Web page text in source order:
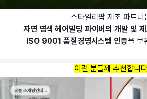
스타일리팝 제조 파트너
자연 염색 헤어빌딩 파이버의 개발 및
ISO 9001 품질경영시스템 인증을 보
이런 분들께 추천합니다